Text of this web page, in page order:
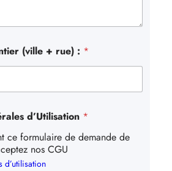
(ville + rue) : *
d’Utilisation *
ce formulaire de demande de
nos CGU
d’utilisation